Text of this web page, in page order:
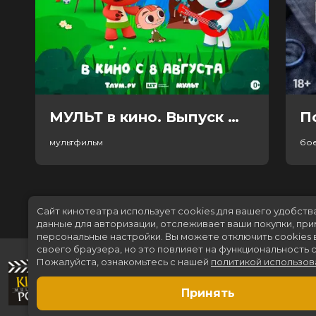
МУЛЬТ в кино. Выпуск №198. Некогда скучать (0+)
мультфильм
Сайт кинотеатра использует cookies для вашего
данные для авторизации, отслеживает ваши покупки,
персональные настройки. Вы можете отключить cookies
своего браузера, но это повлияет на функциональность
Пожалуйста, ознакомьтесь с нашей политикой
Принять